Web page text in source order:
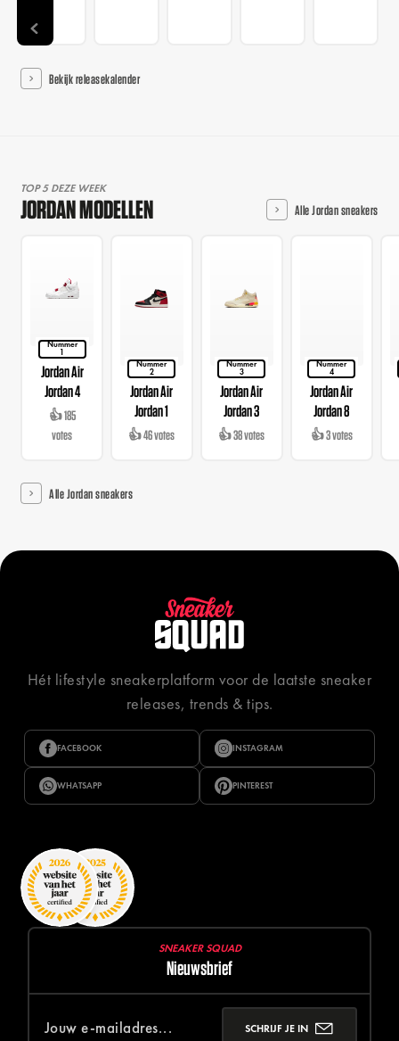
Bekijk releasekalender
TOP 5 DEZE WEEK
JORDAN MODELLEN Alle Jordan sneakers
Nummer
1
Jordan Air
Jordan 4
👍 185
votes
Nummer
2
Jordan Air
Jordan 1
👍 46 votes
Nummer
3
Jordan Air
Jordan 3
👍 38 votes
Nummer
4
Jordan Air
Jordan 8
👍 3 votes
Alle Jordan sneakers
Hét lifestyle sneakerplatform voor de laatste sneaker
releases, trends & tips.
FACEBOOK INSTAGRAM
WHATSAPP PINTEREST
SNEAKER SQUAD
Nieuwsbrief
SCHRIJF JE IN